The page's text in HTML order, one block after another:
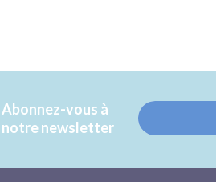
Abonnez-vous à
notre newsletter